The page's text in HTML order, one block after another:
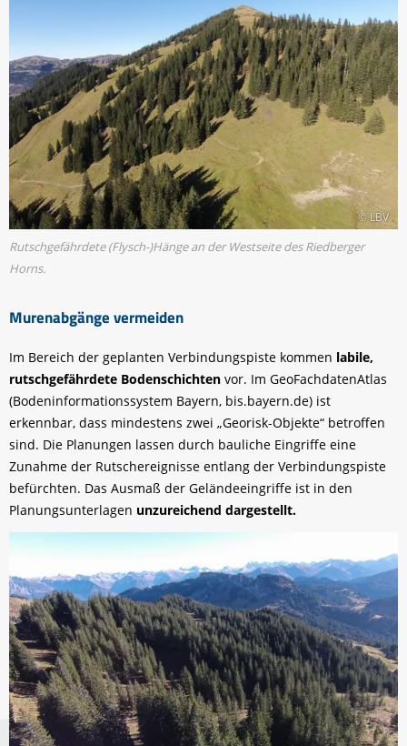
Murenabgänge vermeiden
© LBV
Rutschgefährdete (Flysch-)Hänge an der Westseite des Riedberger
Horns.
Im Bereich der geplanten Verbindungspiste kommen labile,
rutschgefährdete Bodenschichten vor. Im GeoFachdatenAtlas
(Bodeninformationssystem Bayern, bis.bayern.de) ist
erkennbar, dass mindestens zwei „Georisk-Objekte“ betroffen
sind. Die Planungen lassen durch bauliche Eingriffe eine
Zunahme der Rutschereignisse entlang der Verbindungspiste
befürchten. Das Ausmaß der Geländeeingriffe ist in den
Planungsunterlagen unzureichend dargestellt.